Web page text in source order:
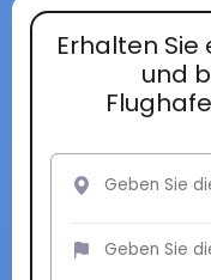
Erhalten
und